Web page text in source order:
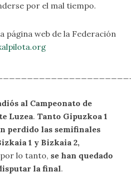
por el mal tiempo.
página web de la Federación
al Campeonato de
Luzea. Tanto Gipuzkoa 1
perdido las semifinales
1 y Bizkaia 2,
por lo tanto, se han quedado
la final.